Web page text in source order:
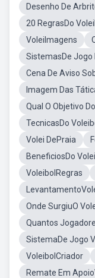
Desenho De
20 RegrasDo
VoleiImagens
SistemasDe Jogo
Cena De Aviso
Imagem Das
Qual O Objetivo
TecnicasDo
Volei DePraia
BeneficiosDo
VoleibolRegras
Onde SurgiuO
Quantos
SistemaDe Jogo
VoleibolCriador
Remate Em